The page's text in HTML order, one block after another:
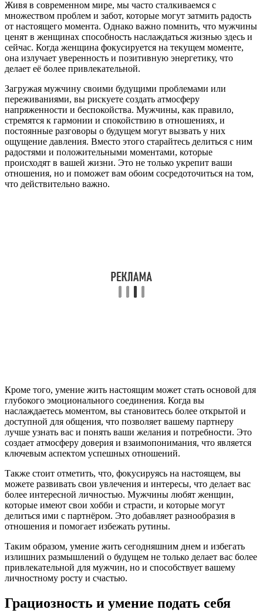
Живя в современном мире, мы часто сталкиваемся с
множеством проблем и забот, которые могут затмить радость
от настоящего момента. Однако важно помнить, что мужчины
ценят в женщинах способность наслаждаться жизнью здесь и
сейчас. Когда женщина фокусируется на текущем моменте,
она излучает уверенность и позитивную энергетику, что
делает её более привлекательной.
Загружая мужчину своими будущими проблемами или
переживаниями, вы рискуете создать атмосферу
напряженности и беспокойства. Мужчины, как правило,
стремятся к гармонии и спокойствию в отношениях, и
постоянные разговоры о будущем могут вызвать у них
ощущение давления. Вместо этого старайтесь делиться с ним
радостями и положительными моментами, которые
происходят в вашей жизни. Это не только укрепит ваши
отношения, но и поможет вам обоим сосредоточиться на том,
что действительно важно.
Кроме того, умение жить настоящим может стать основой для
глубокого эмоционального соединения. Когда вы
наслаждаетесь моментом, вы становитесь более открытой и
доступной для общения, что позволяет вашему партнеру
лучше узнать вас и понять ваши желания и потребности. Это
создает атмосферу доверия и взаимопонимания, что является
ключевым аспектом успешных отношений.
Также стоит отметить, что, фокусируясь на настоящем, вы
можете развивать свои увлечения и интересы, что делает вас
более интересной личностью. Мужчины любят женщин,
которые имеют свои хобби и страсти, и которые могут
делиться ими с партнёром. Это добавляет разнообразия в
отношения и помогает избежать рутины.
Таким образом, умение жить сегодняшним днем и избегать
излишних размышлений о будущем не только делает вас более
привлекательной для мужчин, но и способствует вашему
личностному росту и счастью.
Грациозность и умение подать себя